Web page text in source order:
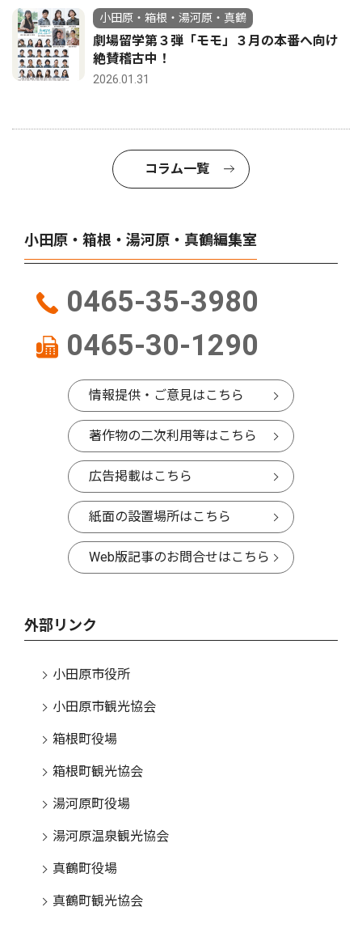
小田原・箱根・湯河原・真鶴
劇場留学第３弾「モモ」３月の本番へ向け
絶賛稽古中！
2026.01.31
コラム一覧
小田原・箱根・湯河原・真鶴編集室
0465-35-3980
0465-30-1290
情報提供・ご意見はこちら
著作物の二次利用等はこちら
広告掲載はこちら
紙面の設置場所はこちら
Web版記事のお問合せはこちら
外部リンク
小田原市役所
小田原市観光協会
箱根町役場
箱根町観光協会
湯河原町役場
湯河原温泉観光協会
真鶴町役場
真鶴町観光協会